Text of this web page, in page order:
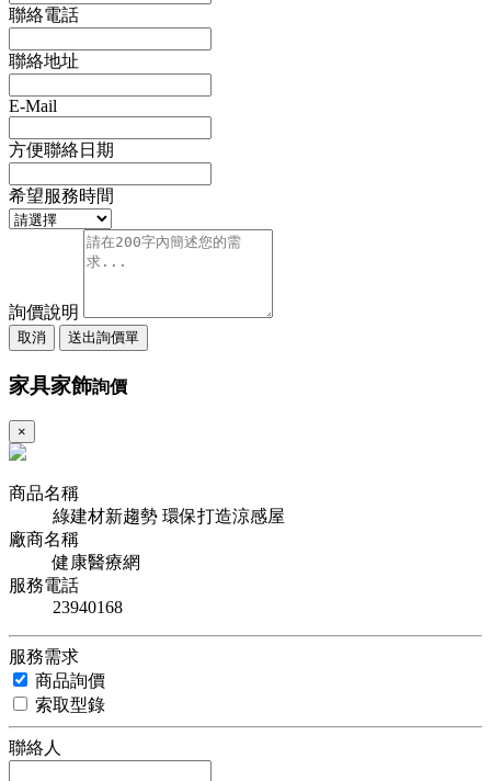
聯絡電話
聯絡地址
E-Mail
方便聯絡日期
希望服務時間
詢價說明
取消 送出詢價單
家具家飾詢價
×
商品名稱
綠建材新趨勢 環保打造涼感屋
廠商名稱
健康醫療網
服務電話
23940168
服務需求
商品詢價
索取型錄
聯絡人